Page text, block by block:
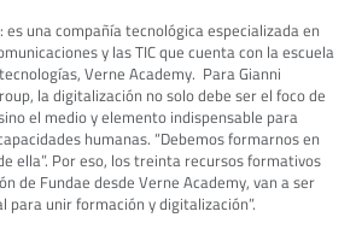
: es una compañía tecnológica especializada en
y las TIC que cuenta con la escuela
Verne Academy. Para Gianni
la digitalización no solo debe ser el foco de
el medio y elemento indispensable para
humanas. “Debemos formarnos en
ella”. Por eso, los treinta recursos formativos
de Fundae desde Verne Academy, van a ser
para unir formación y digitalización”.